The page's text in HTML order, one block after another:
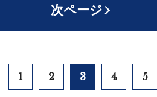
次ページ
1 2 3 4 5